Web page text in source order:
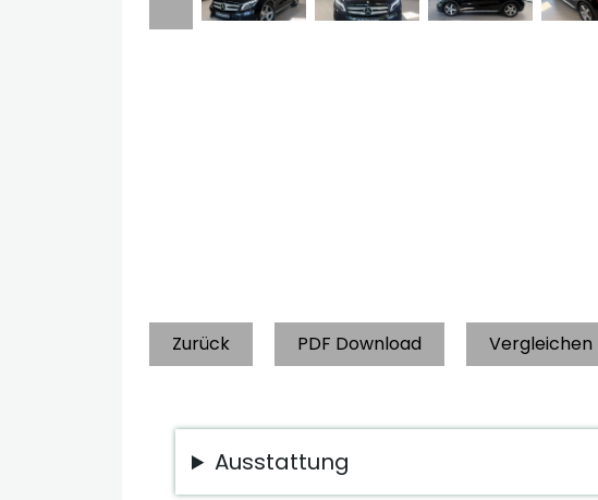
Zurück PDF Download Vergleichen
Ausstattung